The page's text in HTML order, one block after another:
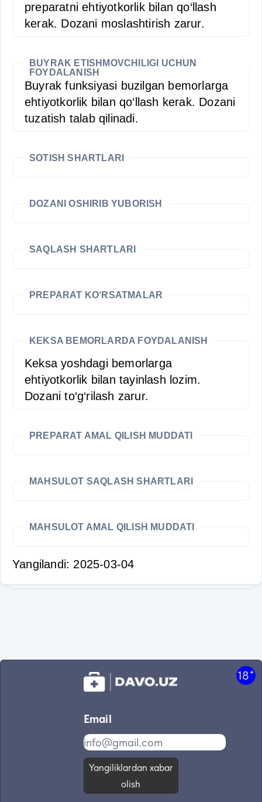
preparatni ehtiyotkorlik bilan qo‘llash
kerak. Dozani moslashtirish zarur.
BUYRAK ETISHMOVCHILIGI UCHUN
FOYDALANISH
Buyrak funksiyasi buzilgan bemorlarga
ehtiyotkorlik bilan qo‘llash kerak. Dozani
tuzatish talab qilinadi.
SOTISH SHARTLARI
DOZANI OSHIRIB YUBORISH
SAQLASH SHARTLARI
PREPARAT KO‘RSATMALAR
KEKSA BEMORLARDA FOYDALANISH
Keksa yoshdagi bemorlarga
ehtiyotkorlik bilan tayinlash lozim.
Dozani to‘g‘rilash zarur.
PREPARAT AMAL QILISH MUDDATI
MAHSULOT SAQLASH SHARTLARI
MAHSULOT AMAL QILISH MUDDATI
Yangilandi: 2025-03-04
18+
Email
Yangiliklardan xabar
olish